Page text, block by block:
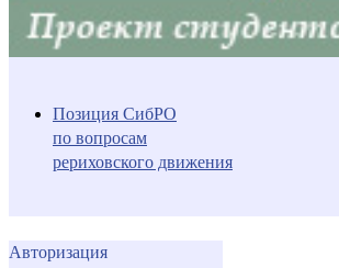
Позиция СибРО
по вопросам
рериховского движения
Авторизация